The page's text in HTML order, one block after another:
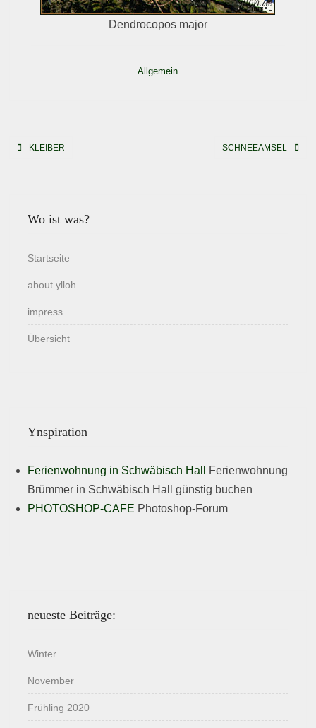
Dendrocopos major
Allgemein
Beitragsnavigation
KLEIBER SCHNEEAMSEL
Wo ist was?
Startseite
about ylloh
impress
Übersicht
Ynspiration
Ferienwohnung in Schwäbisch Hall
Ferienwohnung
Brümmer in Schwäbisch Hall günstig buchen
PHOTOSHOP-CAFE Photoshop-Forum
neueste Beiträge:
Winter
November
Frühling 2020